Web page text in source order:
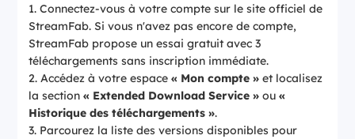
Connectez-vous à votre compte sur le site officiel de
StreamFab. Si vous n'avez pas encore de compte,
StreamFab propose un essai gratuit avec 3
téléchargements sans inscription immédiate.
Accédez à votre espace« Mon compte » et localisez
la section« Extended Download Service » ou«
Historique des téléchargements ».
Parcourez la liste des versions disponibles pour